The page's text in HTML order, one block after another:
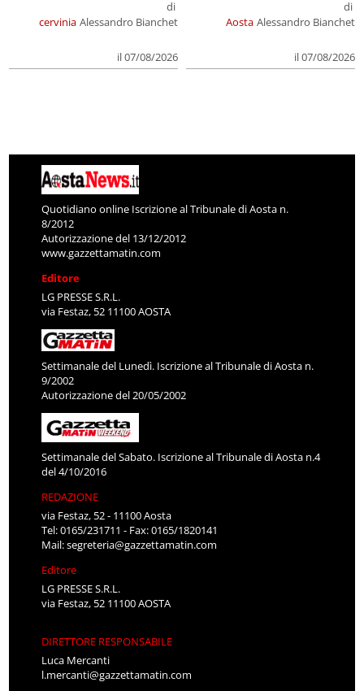
cervinia
di
Alessandro Bianchet
il 07/08/2026
Aosta
di
Alessandro Bianchet
il 07/08/2026
Quotidiano online Iscrizione al Tribunale di Aosta n.
8/2012
Autorizzazione del 13/12/2012
www.gazzettamatin.com
Editore
LG PRESSE S.R.L.
via Festaz, 52 11100 AOSTA
Settimanale del Lunedì. Iscrizione al Tribunale di Aosta n.
9/2002
Autorizzazione del 20/05/2002
Settimanale del Sabato. Iscrizione al Tribunale di Aosta n.4
del 4/10/2016
REDAZIONE
via Festaz, 52 - 11100 Aosta
Tel: 0165/231711 - Fax: 0165/1820141
Mail:segreteria@gazzettamatin.com
Editore
LG PRESSE S.R.L.
via Festaz, 52 11100 AOSTA
DIRETTORE RESPONSABILE
Luca Mercanti
l.mercanti@gazzettamatin.com